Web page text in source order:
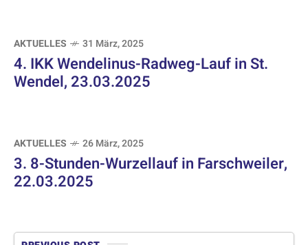
AKTUELLES 31 März, 2025
4. IKK Wendelinus-Radweg-Lauf in St.
Wendel, 23.03.2025
AKTUELLES 26 März, 2025
3. 8-Stunden-Wurzellauf in Farschweiler,
22.03.2025